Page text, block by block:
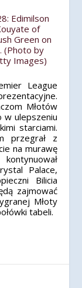
League
Młotów
w ulepszeniu
starciami.
przegrał z
na murawę
Palace,
Bilicia
zajmować
Młoty
tabeli.